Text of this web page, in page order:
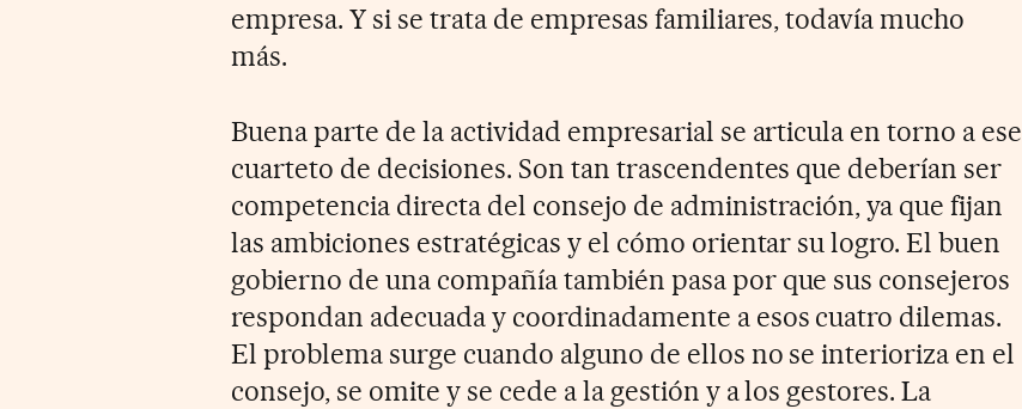
empresa. Y si se trata de empresas familiares, todavía mucho
más.
Buena parte de la actividad empresarial se articula en torno a ese
cuarteto de decisiones. Son tan trascendentes que deberían ser
competencia directa del consejo de administración, ya que fijan
las ambiciones estratégicas y el cómo orientar su logro. El buen
gobierno de una compañía también pasa por que sus consejeros
respondan adecuada y coordinadamente a esos cuatro dilemas.
El problema surge cuando alguno de ellos no se interioriza en el
consejo, se omite y se cede a la gestión y a los gestores. La